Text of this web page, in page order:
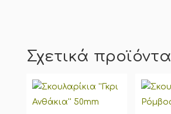
Σχετικά προϊόντα